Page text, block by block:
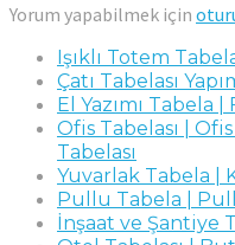
Yorum yapabilmek için
Işıklı Totem
Çatı Tabelası
El Yazımı Tabela |
Ofis Tabelası |
Tabelası
Yuvarlak Tabela |
Pullu Tabela |
İnşaat ve Şantiye